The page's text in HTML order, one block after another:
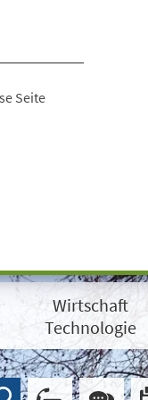
Seite
Wirtschaft
Technologie